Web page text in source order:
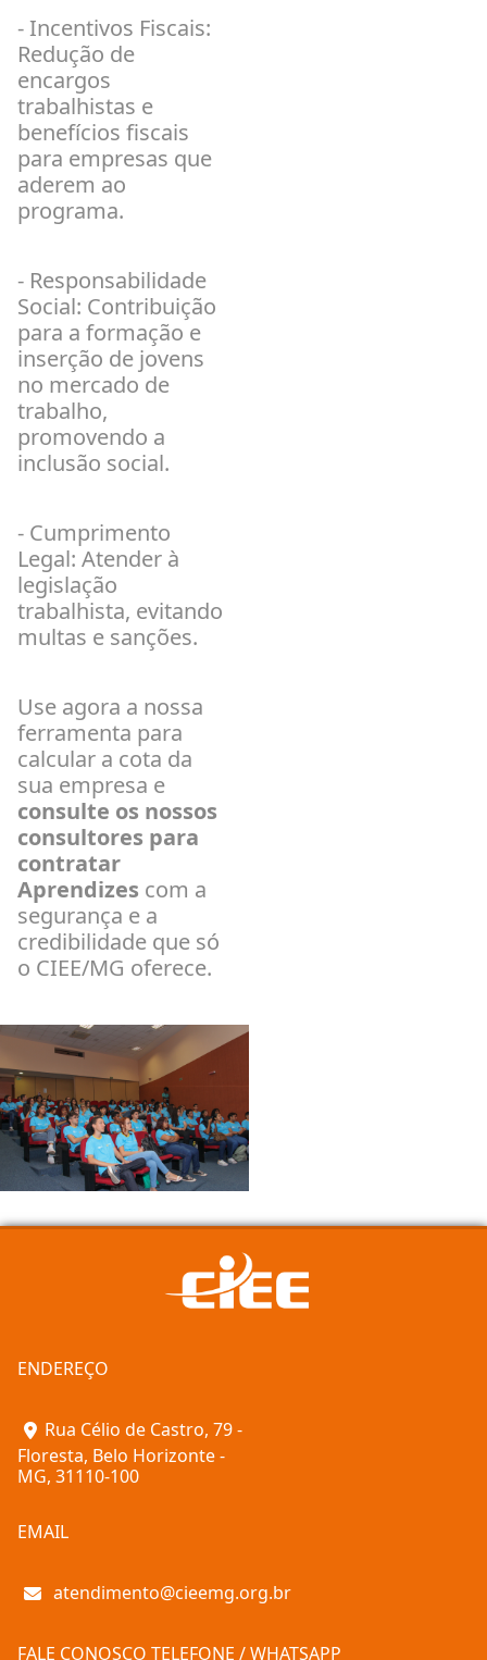
- Incentivos Fiscais:
Redução de
encargos
trabalhistas e
benefícios fiscais
para empresas que
aderem ao
programa.
- Responsabilidade
Social: Contribuição
para a formação e
inserção de jovens
no mercado de
trabalho,
promovendo a
inclusão social.
- Cumprimento
Legal: Atender à
legislação
trabalhista, evitando
multas e sanções.
Use agora a nossa
ferramenta para
calcular a cota da
sua empresa e
consulte os nossos
consultores para
contratar
Aprendizes com a
segurança e a
credibilidade que só
o CIEE/MG oferece.
ENDEREÇO
Rua Célio de Castro, 79 -
Floresta, Belo Horizonte -
MG, 31110-100
EMAIL
atendimento@cieemg.org.br
FALE CONOSCO TELEFONE / WHATSAPP